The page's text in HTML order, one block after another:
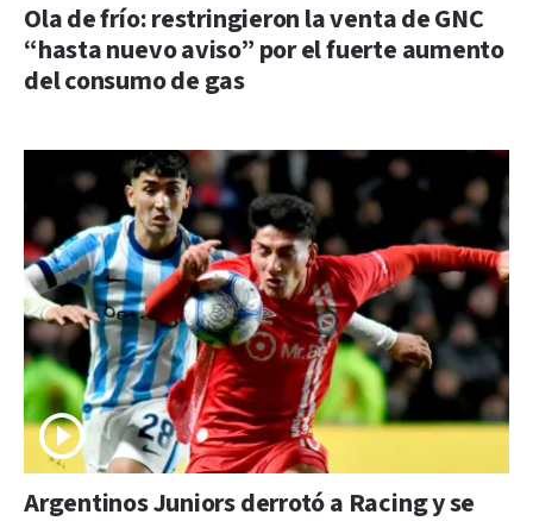
Ola de frío: restringieron la venta de GNC
“hasta nuevo aviso” por el fuerte aumento
del consumo de gas
Argentinos Juniors derrotó a Racing y se